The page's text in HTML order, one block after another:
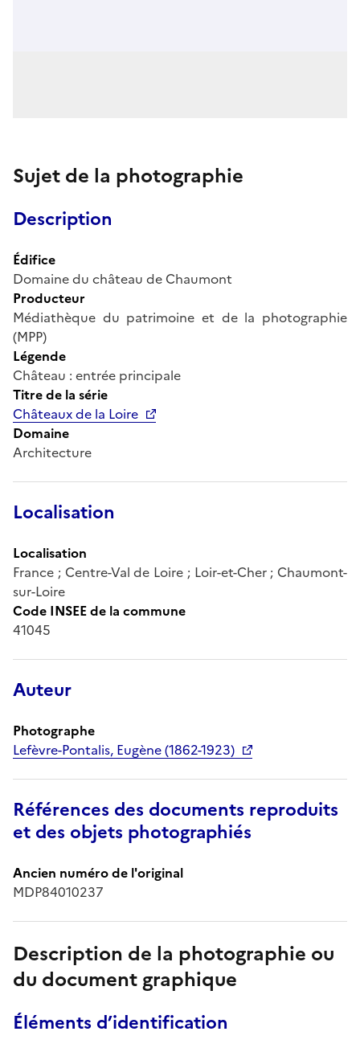
Sujet de la photographie
Description
Édifice
Domaine du château de Chaumont
Producteur
Médiathèque du patrimoine et de la photographie
(MPP)
Légende
Château : entrée principale
Titre de la série
Châteaux de la Loire
Domaine
Architecture
Localisation
Localisation
France ; Centre-Val de Loire ; Loir-et-Cher ; Chaumont-
sur-Loire
Code INSEE de la commune
41045
Auteur
Photographe
Lefèvre-Pontalis, Eugène (1862-1923)
Références des documents reproduits
et des objets photographiés
Ancien numéro de l'original
MDP84010237
Description de la photographie ou
du document graphique
Éléments d’identification